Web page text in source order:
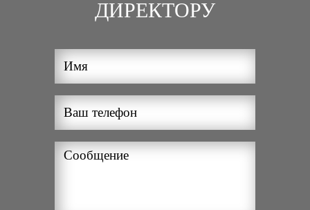
ДИРЕКТОРУ